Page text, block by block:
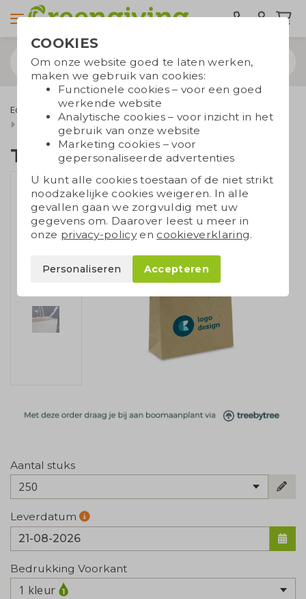
Eco tassen Draagtassen
Papieren tassen
Gerecycleerde papieren tassen
Tas graspapier middel
Tas graspapier middel
Aantal stuks
250
Leverdatum
Bedrukking Voorkant
1 kleur
COOKIES
Om onze website goed te laten werken,
maken we gebruik van cookies:
Functionele cookies – voor een goed
werkende website
Analytische cookies – voor inzicht in het
gebruik van onze website
Marketing cookies – voor
gepersonaliseerde advertenties
U kunt alle cookies toestaan of de niet strikt
noodzakelijke cookies weigeren. In alle
gevallen gaan we zorgvuldig met uw
gegevens om. Daarover leest u meer in
onze privacy-policyen cookieverklaring.
Personaliseren Accepteren